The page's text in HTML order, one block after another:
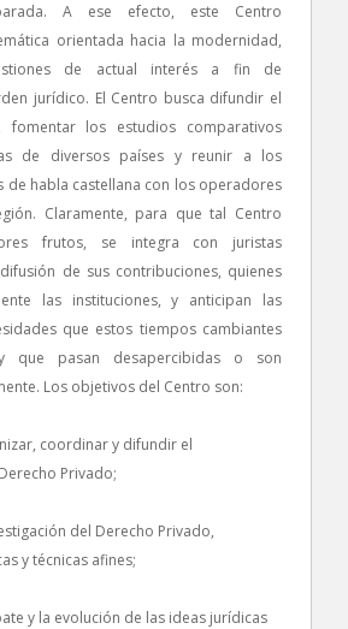
A ese efecto, este Centro
orientada hacia la modernidad,
de actual interés a fin de
jurídico. El Centro busca difundir el
fomentar los estudios comparativos
de diversos países y reunir a los
de habla castellana con los operadores
Claramente, para que tal Centro
frutos, se integra con juristas
de sus contribuciones, quienes
las instituciones, y anticipan las
que estos tiempos cambiantes
que pasan desapercibidas o son
Los objetivos del Centro son:
coordinar y difundir el
Privado;
del Derecho Privado,
y técnicas afines;
y la evolución de las ideas jurídicas